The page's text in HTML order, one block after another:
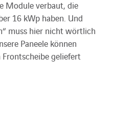
Module verbaut, die
16 kWp haben. Und
muss hier nicht wörtlich
Paneele können
geliefert